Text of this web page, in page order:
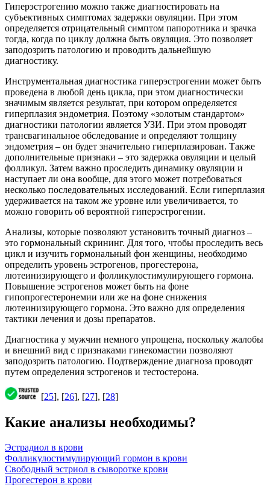
Гиперэстрогению можно также диагностировать на
субъективных симптомах задержки овуляции. При этом
определяется отрицательный симптом папоротника и зрачка
тогда, когда по циклу должна быть овуляция. Это позволяет
заподозрить патологию и проводить дальнейшую
диагностику.
Инструментальная диагностика гиперэстрогении может быть
проведена в любой день цикла, при этом диагностически
значимым является результат, при котором определяется
гиперплазия эндометрия. Поэтому «золотым стандартом»
диагностики патологии является УЗИ. При этом проводят
трансвагинальное обследование и определяют толщину
эндометрия – он будет значительно гиперплазирован. Также
дополнительные признаки – это задержка овуляции и целый
фолликул. Затем важно проследить динамику овуляции и
наступает ли она вообще, для этого может потребоваться
несколько последовательных исследований. Если гиперплазия
удерживается на таком же уровне или увеличивается, то
можно говорить об вероятной гиперэстрогении.
Анализы, которые позволяют установить точный диагноз –
это гормональный скрининг. Для того, чтобы проследить весь
цикл и изучить гормональный фон женщины, необходимо
определить уровень эстрогенов, прогестерона,
лютеинизирующего и фолликулостимулирующего гормона.
Повышение эстрогенов может быть на фоне
гипопрогестеронемии или же на фоне снижения
лютеинизирующего гормона. Это важно для определения
тактики лечения и дозы препаратов.
Диагностика у мужчин немного упрощена, поскольку жалобы
и внешний вид с признаками гинекомастии позволяют
заподозрить патологию. Подтверждение диагноза проводят
путем определения эстрогенов и тестостерона.
[25], [26], [27], [28]
Какие анализы необходимы?
Эстрадиол в крови
Фолликулостимулирующий гормон в крови
Свободный эстриол в сыворотке крови
Прогестерон в крови